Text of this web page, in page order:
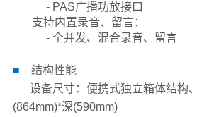
- PAS广播功放接口
支持内置录音、留言：
- 全并发、混合录音、留言
■ 结构性能
设备尺寸：便携式独立箱体结构、
(864mm)*深(590mm)